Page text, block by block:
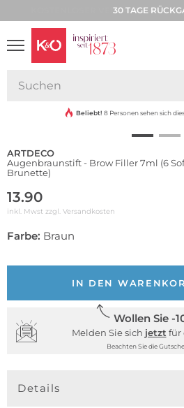
30 TAGE
VIBES
Beliebt! 8 Personen sehen sich
ARTDECO
Augenbraunstift - Brow Filler 7ml (6
Brunette)
13.90
inkl. Mwst zzgl. Versandkosten
Farbe: Braun
IN DEN
Wollen Sie -
Melden Sie sich jetzt für
Beachten Sie die
Details